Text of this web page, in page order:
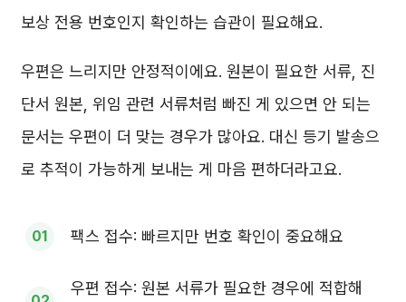
보상 전용 번호인지 확인하는 습관이 필요해요.
우편은 느리지만 안정적이에요. 원본이 필요한 서류, 진
단서 원본, 위임 관련 서류처럼 빠진 게 있으면 안 되는
문서는 우편이 더 맞는 경우가 많아요. 대신 등기 발송으
로 추적이 가능하게 보내는 게 마음 편하더라고요.
팩스 접수: 빠르지만 번호 확인이 중요해요
우편 접수: 원본 서류가 필요한 경우에 적합해